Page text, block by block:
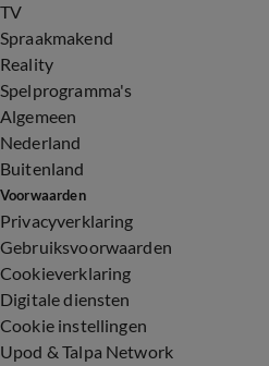
TV
Spraakmakend
Reality
Spelprogramma's
Algemeen
Nederland
Buitenland
Voorwaarden
Privacyverklaring
Gebruiksvoorwaarden
Cookieverklaring
Digitale diensten
Cookie instellingen
Upod & Talpa Network